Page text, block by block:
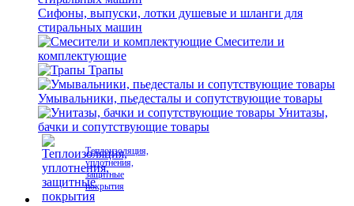
Сифоны, выпуски, лотки душевые и шланги для
стиральных машин
Смесители и
комплектующие
Трапы
Умывальники, пьедесталы и сопутствующие товары
Унитазы,
бачки и сопутствующие товары
Теплоизоляция,
уплотнения,
защитные
покрытия